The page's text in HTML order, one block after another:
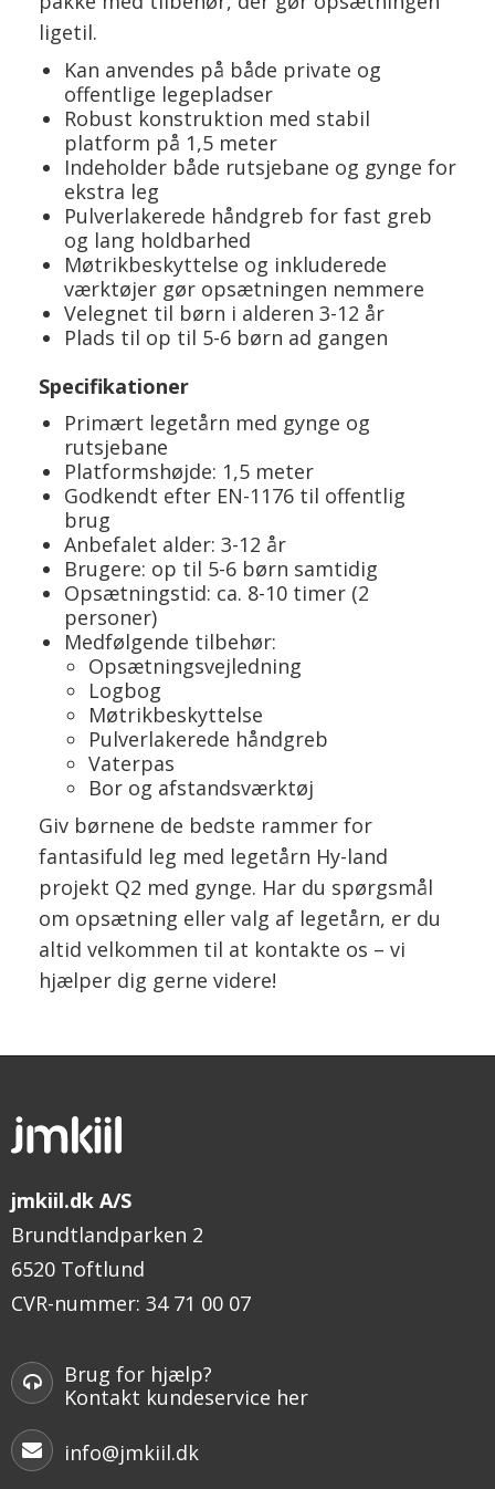
ligetil.
Kan anvendes på både private og
offentlige legepladser
Robust konstruktion med stabil
platform på 1,5 meter
Indeholder både rutsjebane og gynge for
ekstra leg
Pulverlakerede håndgreb for fast greb
og lang holdbarhed
Møtrikbeskyttelse og inkluderede
værktøjer gør opsætningen nemmere
Velegnet til børn i alderen 3-12 år
Plads til op til 5-6 børn ad gangen
Specifikationer
Primært legetårn med gynge og
rutsjebane
Platformshøjde: 1,5 meter
Godkendt efter EN-1176 til offentlig
brug
Anbefalet alder: 3-12 år
Brugere: op til 5-6 børn samtidig
Opsætningstid: ca. 8-10 timer (2
personer)
Medfølgende tilbehør:
Opsætningsvejledning
Logbog
Møtrikbeskyttelse
Pulverlakerede håndgreb
Vaterpas
Bor og afstandsværktøj
Giv børnene de bedste rammer for
fantasifuld leg med legetårn Hy-land
projekt Q2 med gynge. Har du spørgsmål
om opsætning eller valg af legetårn, er du
altid velkommen til at kontakte os – vi
hjælper dig gerne videre!
jmkiil.dk A/S
Brundtlandparken 2
6520 Toftlund
CVR-nummer: 34 71 00 07
Brug for hjælp?
Kontakt kundeservice her
info@jmkiil.dk